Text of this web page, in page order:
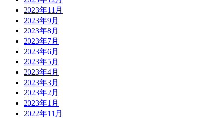
2023年11月
2023年9月
2023年8月
2023年7月
2023年6月
2023年5月
2023年4月
2023年3月
2023年2月
2023年1月
2022年11月